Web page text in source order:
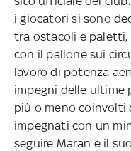
i giocatori si sono
tra ostacoli e paletti,
con il pallone sui
lavoro di potenza
impegni delle
più o meno coinvolti
impegnati con un
seguire Maran e il